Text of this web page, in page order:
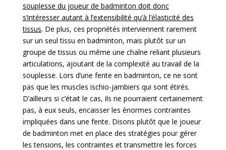
souplesse du joueur de badminton doit donc
s’intéresser autant à l’extensibilité qu’à l’élasticité des
tissus. De plus, ces propriétés interviennent rarement
sur un seul tissu en badminton, mais plutôt sur un
groupe de tissus ou même une chaîne reliant plusieurs
articulations, ajoutant de la complexité au travail de la
souplesse. Lors d’une fente en badminton, ce ne sont
pas que les muscles ischio-jambiers qui sont étirés.
D’ailleurs si c’était le cas, ils ne pourraient certainement
pas, à eux seuls, encaisser les énormes contraintes
impliquées dans une fente. Disons plutôt que le joueur
de badminton met en place des stratégies pour gérer
les tensions, les contraintes et transmettre les forces